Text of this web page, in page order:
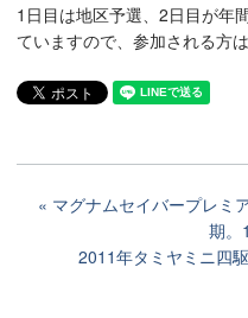
1日目は地区予選、2日目が年
ていますので、参加される方
マグナムセイバープレミ
期。
2011年タミヤミニ四